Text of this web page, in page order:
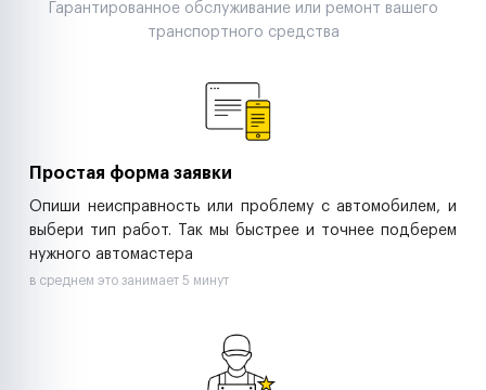
Строительные компании
Аренда спецтехники
Гарантированное обслуживание или ремонт вашего
транспортного средства
Простая форма заявки
Опиши неисправность или проблему с автомобилем, и
выбери тип работ. Так мы быстрее и точнее подберем
нужного автомастера
в среднем это занимает 5 минут